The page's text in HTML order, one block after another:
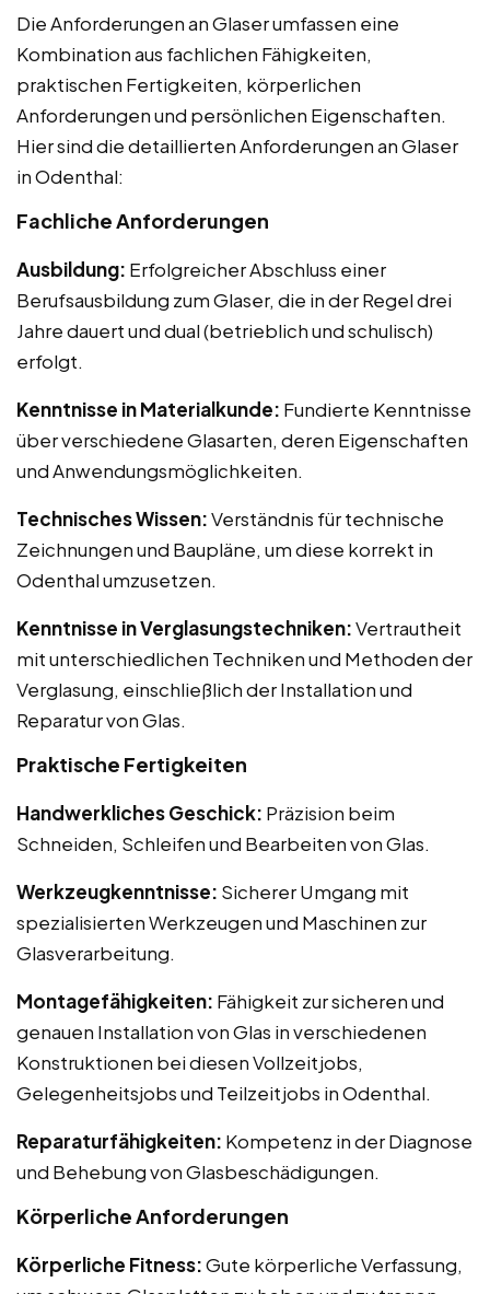
Die Anforderungen an Glaser umfassen eine
Kombination aus fachlichen Fähigkeiten,
praktischen Fertigkeiten, körperlichen
Anforderungen und persönlichen Eigenschaften.
Hier sind die detaillierten Anforderungen an Glaser
in Odenthal:
Fachliche Anforderungen
Ausbildung: Erfolgreicher Abschluss einer
Berufsausbildung zum Glaser, die in der Regel drei
Jahre dauert und dual (betrieblich und schulisch)
erfolgt.
Kenntnisse in Materialkunde: Fundierte Kenntnisse
über verschiedene Glasarten, deren Eigenschaften
und Anwendungsmöglichkeiten.
Technisches Wissen:Verständnis für technische
Zeichnungen und Baupläne, um diese korrekt in
Odenthal umzusetzen.
Kenntnisse in Verglasungstechniken:Vertrautheit
mit unterschiedlichen Techniken und Methoden der
Verglasung, einschließlich der Installation und
Reparatur von Glas.
Praktische Fertigkeiten
Handwerkliches Geschick: Präzision beim
Schneiden, Schleifen und Bearbeiten von Glas.
Werkzeugkenntnisse: Sicherer Umgang mit
spezialisierten Werkzeugen und Maschinen zur
Glasverarbeitung.
Montagefähigkeiten: Fähigkeit zur sicheren und
genauen Installation von Glas in verschiedenen
Konstruktionen bei diesen Vollzeitjobs,
Gelegenheitsjobs und Teilzeitjobs in Odenthal.
Reparaturfähigkeiten: Kompetenz in der Diagnose
und Behebung von Glasbeschädigungen.
Körperliche Anforderungen
Körperliche Fitness:Gute körperliche Verfassung,